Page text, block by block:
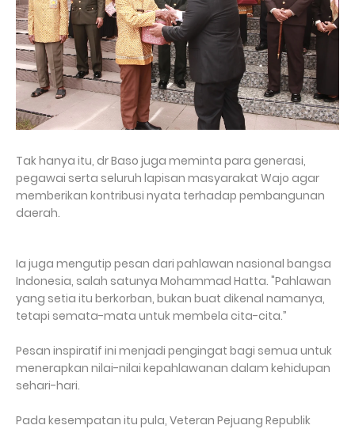
Tak hanya itu, dr Baso juga meminta para generasi,
pegawai serta seluruh lapisan masyarakat Wajo agar
memberikan kontribusi nyata terhadap pembangunan
daerah.
Ia juga mengutip pesan dari pahlawan nasional bangsa
Indonesia, salah satunya Mohammad Hatta. "Pahlawan
yang setia itu berkorban, bukan buat dikenal namanya,
tetapi semata-mata untuk membela cita-cita.”
Pesan inspiratif ini menjadi pengingat bagi semua untuk
menerapkan nilai-nilai kepahlawanan dalam kehidupan
sehari-hari.
Pada kesempatan itu pula, Veteran Pejuang Republik